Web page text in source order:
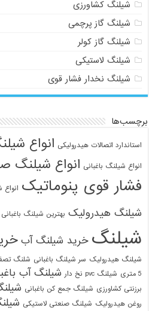
شیلنگ کشاورزی
شیلنگ گاز پرچمی
شیلنگ گاز کولر
شیلنگ لاستیکی
شیلنگ نخدار فشار قوی
برچسب‌ها
استاندارد اتصالات هیدرولیکی انواع
انواع شیلنگ باغبانی انواع شیلنگ
فشار قوی پنوماتیک
شیلنگ هیدرولیک بهترین شیلنگ باغبانی
شیلنگ خرید شیلنگ آب
شیلنگ هیدرولیک سر شیلنگ باغبانی شلنگ
5 متری
شیلنگ pvc نخ دار شیلنگ آب
برزنتی کشاورزی شیلنگ جمع کن باغبانی
روغن هیدرولیک شیلنگ صنعتی لاستیکی